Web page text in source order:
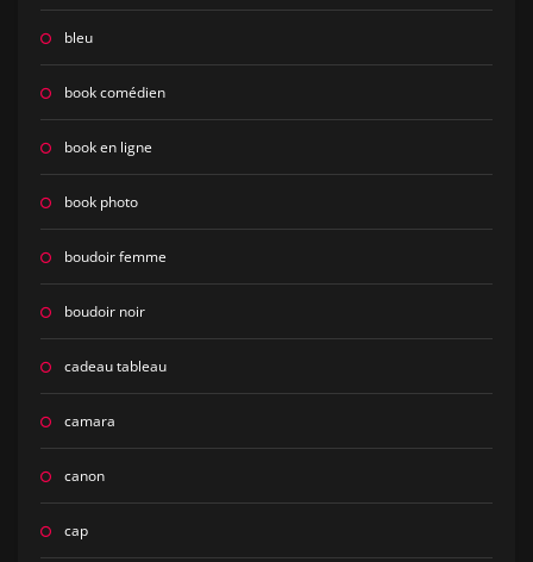
bleu
book comédien
book en ligne
book photo
boudoir femme
boudoir noir
cadeau tableau
camara
canon
cap